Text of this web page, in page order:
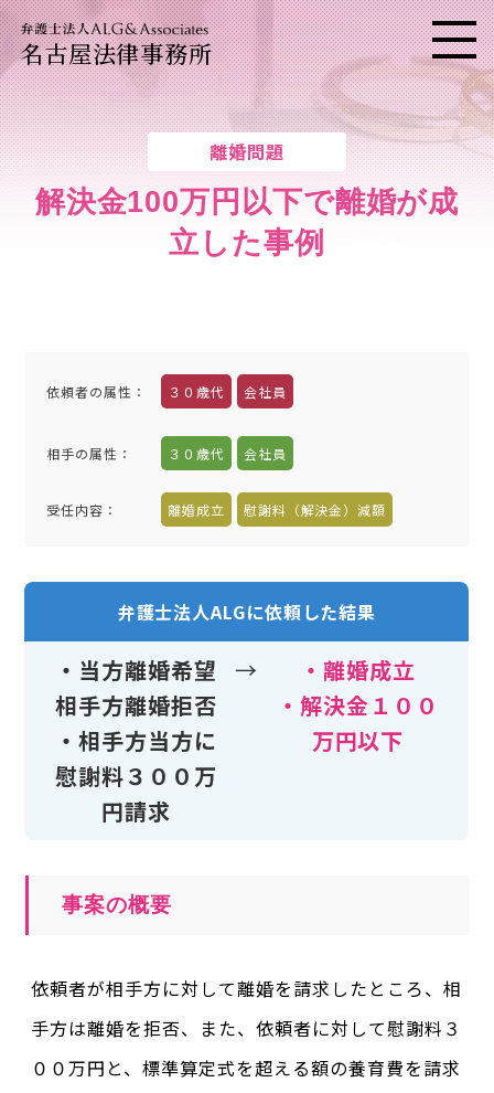
名古屋法律事務所 メニ
離婚問題
解決金100万円以下で離婚が成
立した事例
依頼者の属性 ： ３０歳代 会社員
相手の属性 ： ３０歳代 会社員
受任内容 ： 離婚成立 慰謝料（解決金）減額
弁護士法人ALGに依頼した結果
・当方離婚希望
相手方離婚拒否
・相手方当方に
慰謝料３００万
円請求
→
・離婚成立
・解決金１００
万円以下
事案の概要
依頼者が相手方に対して離婚を請求したところ、相
手方は離婚を拒否、また、依頼者に対して慰謝料３
００万円と、標準算定式を超える額の養育費を請求